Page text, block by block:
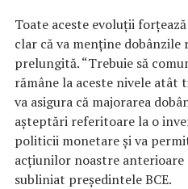
Toate aceste evoluţii
clar că va menţine
prelungită. “Trebuie să
rămâne la aceste nivele atât
va asigura că majorarea
aşteptări referitoare la o
politicii monetare şi va
acţiunilor noastre anterioare
subliniat preşedintele BCE.